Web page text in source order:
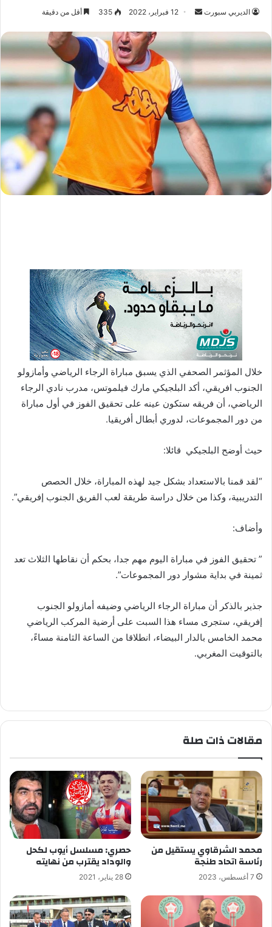
الديربي سبورت
س
ر
د
ل
ت
12 فبراير، 2022 335 أقل من دقيقة
خلال المؤثمر الصحفي الذي يسبق مباراة الرجاء الرياضي وأمازولو
الجنوب افريقي، أكد البلجيكي مارك فيلموتس، مدرب نادي الرجاء
الرياضي، أن فريقه ستكون عينه على تحقيق الفوز في أول مباراة
من دور المجموعات، لدوري أبطال أفريقيا.
حيث أوضح البلجيكي قائلا:
“لقد قمنا بالاستعداد بشكل جيد لهذه المباراة، خلال الحصص
التدريبية، وكذا من خلال دراسة طريقة لعب الفريق الجنوب إفريقي”.
وأضاف:
” تحقيق الفوز في مباراة اليوم مهم جدا، بحكم أن نقاطها الثلاث تعد
ثمينة في بداية مشوار دور المجموعات”.
جذير بالذكر أن مباراة الرجاء الرياضي وضيفه أمازولو الجنوب
إفريقي، ستجرى مساء هذا السبت على أرضية المركب الرياضي
محمد الخامس بالدار البيضاء، انطلاقا من الساعة الثامنة مساءً،
بالتوقيت المغربي.
مقالات ذات صلة
محمد الشرقاوي يستقيل من
رئاسة اتحاد طنجة
7 أغسطس، 2023
حصري: مسلسل أيوب لكحل
والوداد يقترب من نهايته
28 يناير، 2021